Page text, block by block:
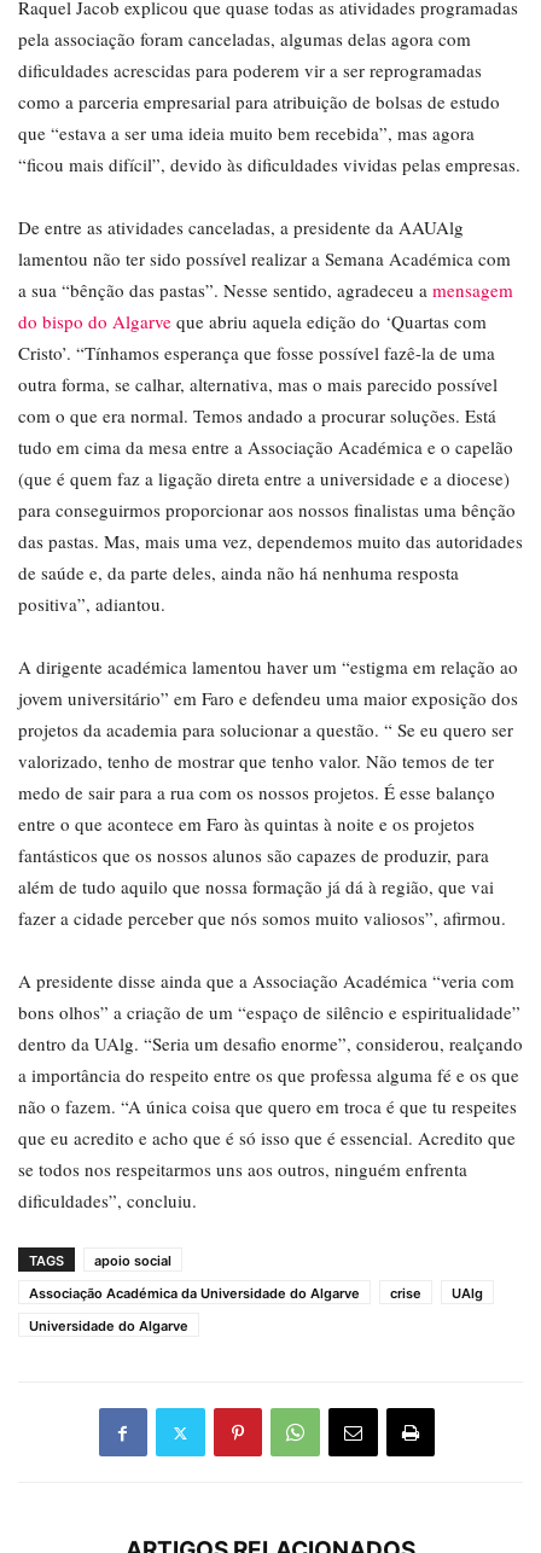
Raquel Jacob explicou que quase todas as atividades programadas
pela associação foram canceladas, algumas delas agora com
dificuldades acrescidas para poderem vir a ser reprogramadas
como a parceria empresarial para atribuição de bolsas de estudo
que “estava a ser uma ideia muito bem recebida”, mas agora
“ficou mais difícil”, devido às dificuldades vividas pelas empresas.
De entre as atividades canceladas, a presidente da AAUAlg
lamentou não ter sido possível realizar a Semana Académica com
a sua “bênção das pastas”. Nesse sentido, agradeceu a mensagem
do bispo do Algarve que abriu aquela edição do ‘Quartas com
Cristo’. “Tínhamos esperança que fosse possível fazê-la de uma
outra forma, se calhar, alternativa, mas o mais parecido possível
com o que era normal. Temos andado a procurar soluções. Está
tudo em cima da mesa entre a Associação Académica e o capelão
(que é quem faz a ligação direta entre a universidade e a diocese)
para conseguirmos proporcionar aos nossos finalistas uma bênção
das pastas. Mas, mais uma vez, dependemos muito das autoridades
de saúde e, da parte deles, ainda não há nenhuma resposta
positiva”, adiantou.
A dirigente académica lamentou haver um “estigma em relação ao
jovem universitário” em Faro e defendeu uma maior exposição dos
projetos da academia para solucionar a questão. “ Se eu quero ser
valorizado, tenho de mostrar que tenho valor. Não temos de ter
medo de sair para a rua com os nossos projetos. É esse balanço
entre o que acontece em Faro às quintas à noite e os projetos
fantásticos que os nossos alunos são capazes de produzir, para
além de tudo aquilo que nossa formação já dá à região, que vai
fazer a cidade perceber que nós somos muito valiosos”, afirmou.
A presidente disse ainda que a Associação Académica “veria com
bons olhos” a criação de um “espaço de silêncio e espiritualidade”
dentro da UAlg. “Seria um desafio enorme”, considerou, realçando
a importância do respeito entre os que professa alguma fé e os que
não o fazem. “A única coisa que quero em troca é que tu respeites
que eu acredito e acho que é só isso que é essencial. Acredito que
se todos nos respeitarmos uns aos outros, ninguém enfrenta
dificuldades”, concluiu.
TAGS
apoio social
Associação Académica da Universidade do Algarve
crise
UAlg
Universidade do Algarve